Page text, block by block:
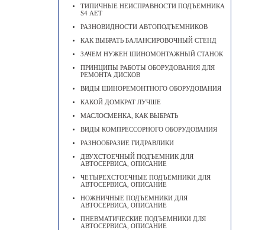
ТИПИЧНЫЕ НЕИСПРАВНОСТИ ПОДЪЕМНИКА
S4 АЕТ
РАЗНОВИДНОСТИ АВТОПОДЪЕМНИКОВ
КАК ВЫБРАТЬ БАЛАНСИРОВОЧНЫЙ СТЕНД
ЗАЧЕМ НУЖЕН ШИНОМОНТАЖНЫЙ СТАНОК
ПРИНЦИПЫ РАБОТЫ ОБОРУДОВАНИЯ ДЛЯ
РЕМОНТА ДИСКОВ
ВИДЫ ШИНОРЕМОНТНОГО ОБОРУДОВАНИЯ
КАКОЙ ДОМКРАТ ЛУЧШЕ
МАСЛОСМЕНКА, КАК ВЫБРАТЬ
ВИДЫ КОМПРЕССОРНОГО ОБОРУДОВАНИЯ
РАЗНООБРАЗИЕ ГИДРАВЛИКИ
ДВУХСТОЕЧНЫЙ ПОДЪЕМНИК ДЛЯ
АВТОСЕРВИСА, ОПИСАНИЕ
ЧЕТЫРЕХСТОЕЧНЫЕ ПОДЪЕМНИКИ ДЛЯ
АВТОСЕРВИСА, ОПИСАНИЕ
НОЖНИЧНЫЕ ПОДЪЕМНИКИ ДЛЯ
АВТОСЕРВИСА, ОПИСАНИЕ
ПНЕВМАТИЧЕСКИЕ ПОДЪЕМНИКИ ДЛЯ
АВТОСЕРВИСА, ОПИСАНИЕ